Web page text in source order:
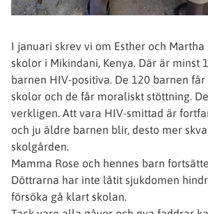
I januari skrev vi om Esther och Martha
skolor i Mikindani, Kenya. Där är minst
barnen HIV-positiva. De 120 barnen
skolor och de får moraliskt stöttning.
verkligen. Att vara HIV-smittad är
och ju äldre barnen blir, desto mer
skolgården.
Mamma Rose och hennes barn
Döttrarna har inte låtit sjukdomen
försöka gå klart skolan.